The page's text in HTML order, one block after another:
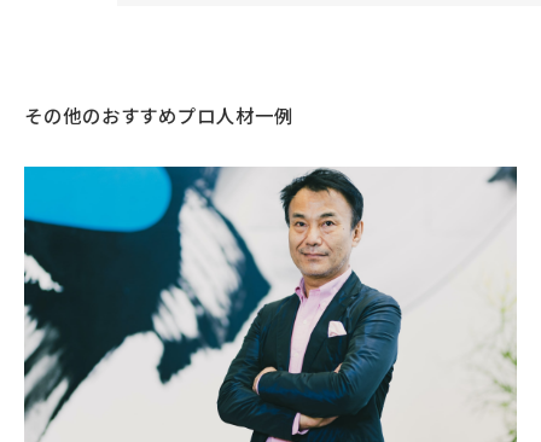
その他のおすすめプロ人材一例